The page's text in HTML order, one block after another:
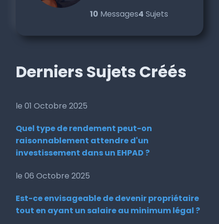
10 Messages4 Sujets
Derniers Sujets Créés
le 01 Octobre 2025
Quel type de rendement peut-on
raisonnablement attendre d'un
investissement dans un EHPAD ?
le 06 Octobre 2025
Est-ce envisageable de devenir propriétaire
tout en ayant un salaire au minimum légal ?